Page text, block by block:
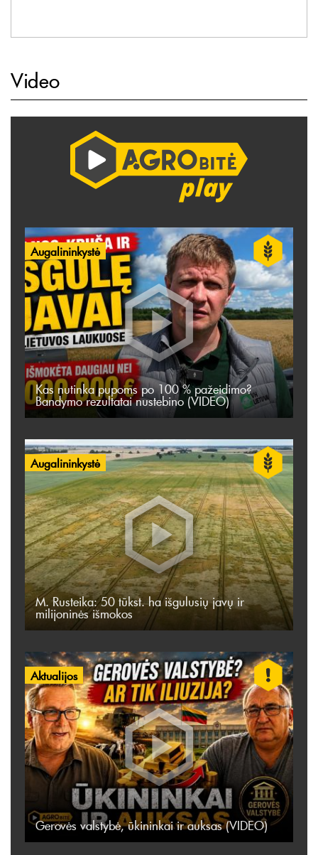
Video
Augalininkystė
Kas nutinka pupoms po 100 % pažeidimo?
Bandymo rezultatai nustebino (VIDEO)
Augalininkystė
M. Rusteika: 50 tūkst. ha išgulusių javų ir
milijoninės išmokos
Aktualijos
Gerovės valstybė, ūkininkai ir auksas (VIDEO)